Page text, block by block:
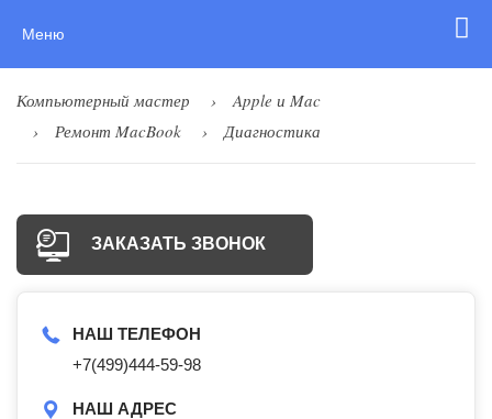
Меню
Компьютерный мастер
Apple и Mac
Ремонт MacBook
Диагностика
ЗАКАЗАТЬ ЗВОНОК
НАШ ТЕЛЕФОН
+7(499)444-59-98
НАШ АДРЕС